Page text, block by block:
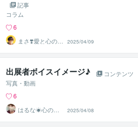
記事
コラム
6
まさ❣️愛と心のモ
チベーションメ
ーカー
2025/04/09
出展者ボイスイメージ♪
コンテンツ
写真・動画
6
はるな☀︎心のチ
ャージサポータ
ー
2025/04/08